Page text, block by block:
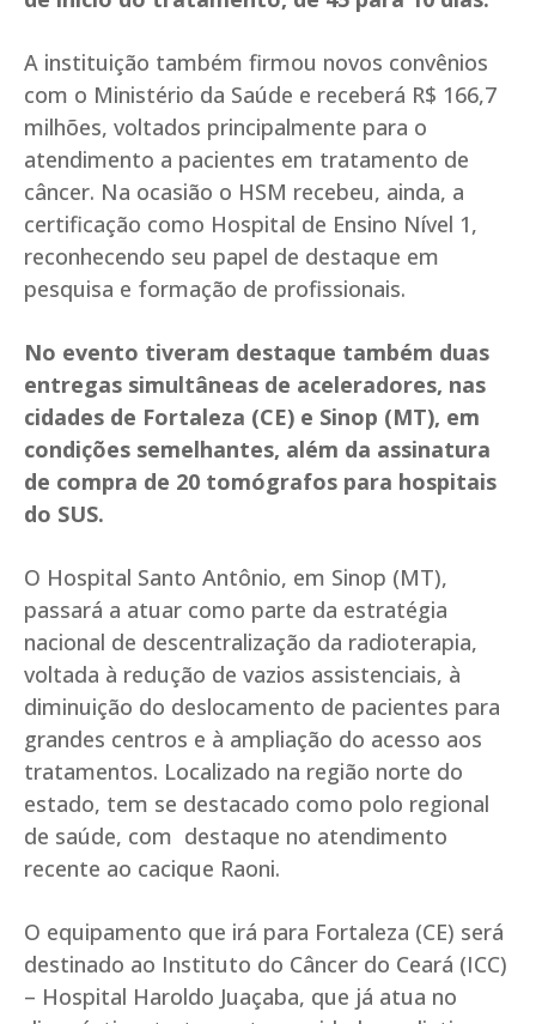
A instituição também firmou novos convênios
com o Ministério da Saúde e receberá R$ 166,7
milhões, voltados principalmente para o
atendimento a pacientes em tratamento de
câncer. Na ocasião o HSM recebeu, ainda, a
certificação como Hospital de Ensino Nível 1,
reconhecendo seu papel de destaque em
pesquisa e formação de profissionais.
No evento tiveram destaque também duas
entregas simultâneas de aceleradores, nas
cidades de Fortaleza (CE) e Sinop (MT), em
condições semelhantes, além da assinatura
de compra de 20 tomógrafos para hospitais
do SUS.
O Hospital Santo Antônio, em Sinop (MT),
passará a atuar como parte da estratégia
nacional de descentralização da radioterapia,
voltada à redução de vazios assistenciais, à
diminuição do deslocamento de pacientes para
grandes centros e à ampliação do acesso aos
tratamentos. Localizado na região norte do
estado, tem se destacado como polo regional
de saúde, com destaque no atendimento
recente ao cacique Raoni.
O equipamento que irá para Fortaleza (CE) será
destinado ao Instituto do Câncer do Ceará (ICC)
– Hospital Haroldo Juaçaba, que já atua no